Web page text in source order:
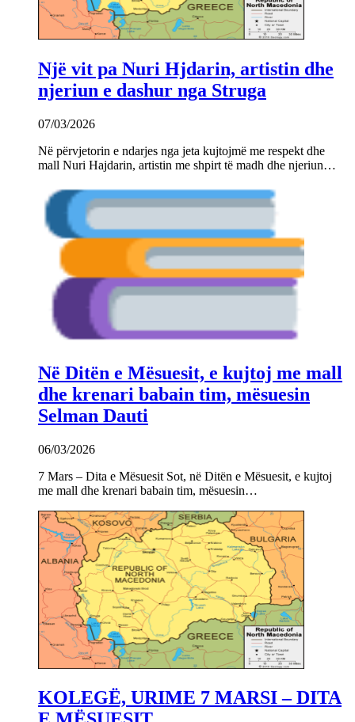
Një vit pa Nuri Hjdarin, artistin dhe
njeriun e dashur nga Struga
07/03/2026
Në përvjetorin e ndarjes nga jeta kujtojmë me respekt dhe
mall Nuri Hajdarin, artistin me shpirt të madh dhe njeriun…
Në Ditën e Mësuesit, e kujtoj me mall
dhe krenari babain tim, mësuesin
Selman Dauti
06/03/2026
7 Mars – Dita e Mësuesit Sot, në Ditën e Mësuesit, e kujtoj
me mall dhe krenari babain tim, mësuesin…
KOLEGË, URIME 7 MARSI – DITA